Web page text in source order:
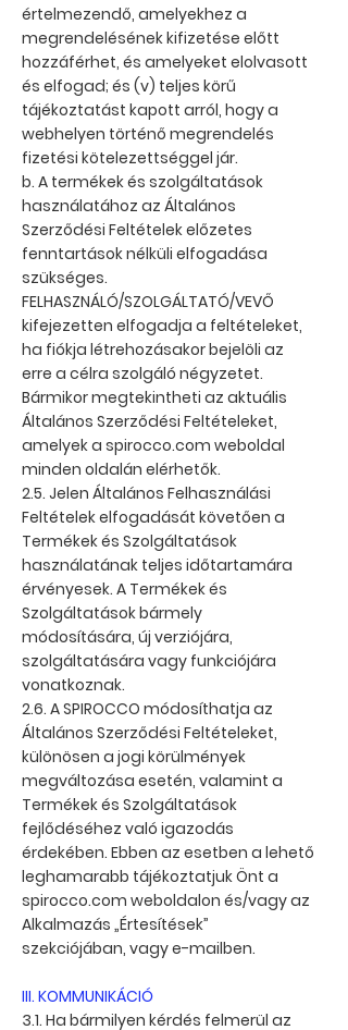
értelmezendő, amelyekhez a
megrendelésének kifizetése előtt
hozzáférhet, és amelyeket elolvasott
és elfogad; és (v) teljes körű
tájékoztatást kapott arról, hogy a
webhelyen történő megrendelés
fizetési kötelezettséggel jár.
b. A termékek és szolgáltatások
használatához az Általános
Szerződési Feltételek előzetes
fenntartások nélküli elfogadása
szükséges.
FELHASZNÁLÓ/SZOLGÁLTATÓ/VEVŐ
kifejezetten elfogadja a feltételeket,
ha fiókja létrehozásakor bejelöli az
erre a célra szolgáló négyzetet.
Bármikor megtekintheti az aktuális
Általános Szerződési Feltételeket,
amelyek a spirocco.com weboldal
minden oldalán elérhetők.
2.5. Jelen Általános Felhasználási
Feltételek elfogadását követően a
Termékek és Szolgáltatások
használatának teljes időtartamára
érvényesek. A Termékek és
Szolgáltatások bármely
módosítására, új verziójára,
szolgáltatására vagy funkciójára
vonatkoznak.
2.6. A SPIROCCO módosíthatja az
Általános Szerződési Feltételeket,
különösen a jogi körülmények
megváltozása esetén, valamint a
Termékek és Szolgáltatások
fejlődéséhez való igazodás
érdekében. Ebben az esetben a lehető
leghamarabb tájékoztatjuk Önt a
spirocco.com weboldalon és/vagy az
Alkalmazás „Értesítések”
szekciójában, vagy e-mailben.
III. KOMMUNIKÁCIÓ
3.1. Ha bármilyen kérdés felmerül az